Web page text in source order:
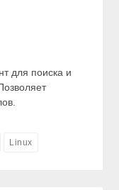
для поиска и
Linux